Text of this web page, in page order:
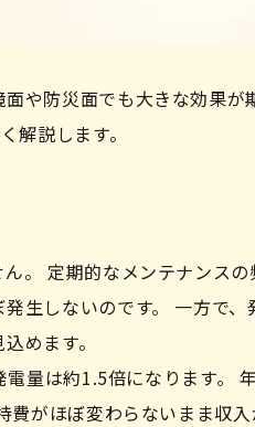
や防災面でも大きな効果が
解説します。
。 定期的なメンテナンスの
生しないのです。 一方で、
めます。
量は約1.5倍になります。
費がほぼ変わらないまま収